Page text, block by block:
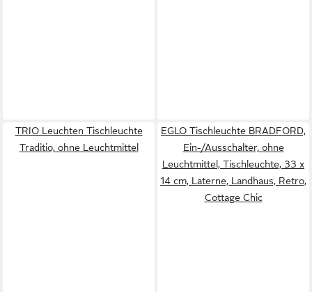
TRIO Leuchten Tischleuchte
Traditio, ohne Leuchtmittel
EGLO Tischleuchte BRADFORD,
Ein-/Ausschalter, ohne
Leuchtmittel, Tischleuchte, 33 x
14 cm, Laterne, Landhaus, Retro,
Cottage Chic